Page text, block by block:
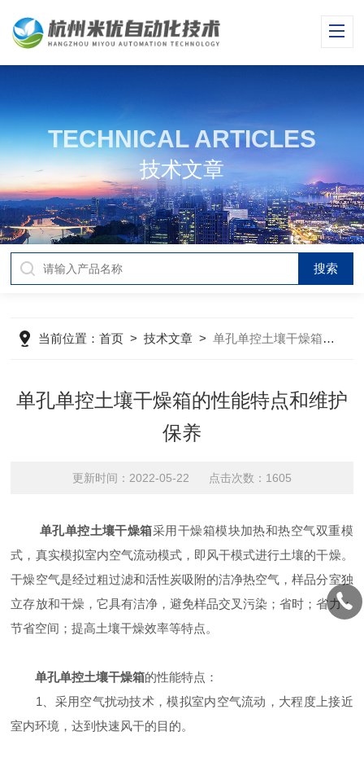
TECHNICAL ARTICLES
技术文章
当前位置：首页 >技术文章 >单孔单控土壤干燥箱的性能特点和维护保养
单孔单控土壤干燥箱的性能特点和维护
保养
更新时间：2022-05-22 点击次数：1605
单孔单控土壤干燥箱采用干燥箱模块加热和热空气双重模
式，真实模拟室内空气流动模式，即风干模式进行土壤的干燥。
干燥空气是经过粗过滤和活性炭吸附的洁净热空气，样品分室独
立存放和干燥，它具有洁净，避免样品交叉污染；省时；省力；
节省空间；提高土壤干燥效率等特点。
单孔单控土壤干燥箱的性能特点：
1、采用空气扰动技术，模拟室内空气流动，大程度上接近
室内环境，达到快速风干的目的。